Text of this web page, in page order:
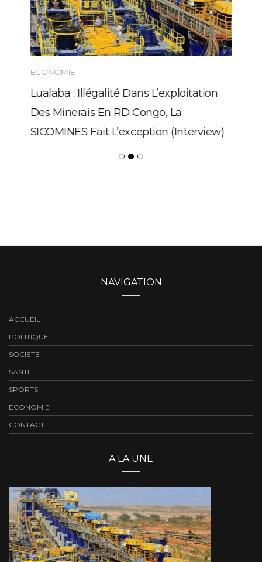
ECONOMIE
Lualaba : Illégalité Dans L’exploitation
Des Minerais En RD Congo, La
SICOMINES Fait L’exception (Interview)
NAVIGATION
ACCUEIL
POLITIQUE
SOCIETE
SANTE
SPORTS
ECONOMIE
CONTACT
A LA UNE